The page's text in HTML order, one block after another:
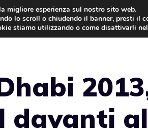
davanti
migliore esperienza sul nostro sito web.
lo scroll o chiudendo il banner, presti il
stiamo utilizzando o come disattivarli